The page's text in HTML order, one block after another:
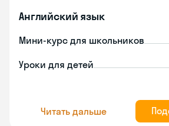
Английский язык
Мини-курс для школьников
Уроки для детей
Читать дальше